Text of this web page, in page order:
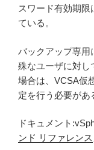
スワード有効期限
ている。
バックアップ専用
殊なユーザに対し
場合は、VCSA仮
定を行う必要があ
ドキュメント
ンド リファレンス